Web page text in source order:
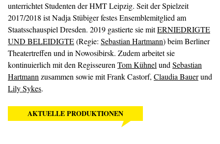
unterrichtet Studenten der HMT Leipzig. Seit der Spielzeit
2017/2018 ist Nadja Stübiger festes Ensemblemitglied am
Staatsschauspiel Dresden. 2019 gastierte sie mitERNIEDRIGTE
UND BELEIDIGTE(Regie: Sebastian Hartmann) beim Berliner
Theatertreffen und in Nowosibirsk. Zudem arbeitet sie
kontinuierlich mit den Regisseuren Tom Kühnel und Sebastian
Hartmann zusammen sowie mit Frank Castorf, Claudia Bauerund
Lily Sykes.
AKTUELLE PRODUKTIONEN